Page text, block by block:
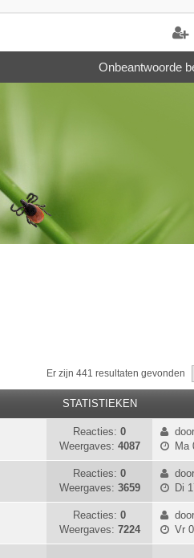
Onbeantwoorde
Er zijn 441 resultaten gevonden
STATISTIEKEN
Reacties: 0
Weergaves: 4087
door
Ma
Reacties: 0
Weergaves: 3659
door
Di
Reacties: 0
Weergaves: 7224
door
Vr